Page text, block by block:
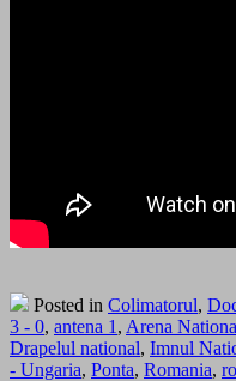
Posted in Colimatorul,
3 - 0, antena 1 , Arena
Drapelul national, Imnul
- Ungaria, Ponta, Romania,